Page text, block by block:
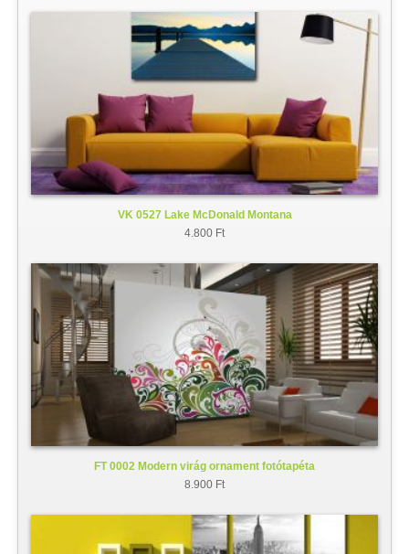
VK 0527 Lake McDonald Montana
4.800 Ft
FT 0002 Modern virág ornament fotótapéta
8.900 Ft